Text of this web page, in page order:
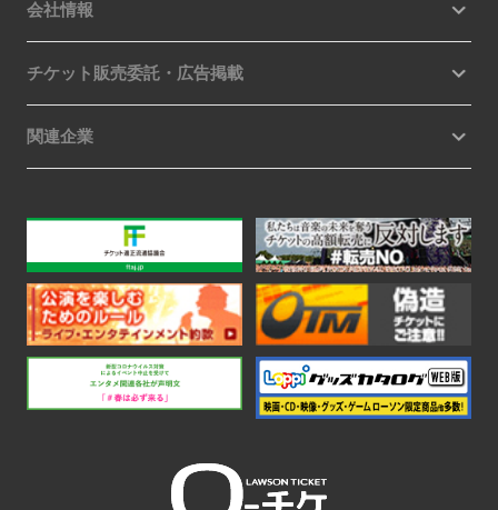
会社情報
チケット販売委託・広告掲載
関連企業